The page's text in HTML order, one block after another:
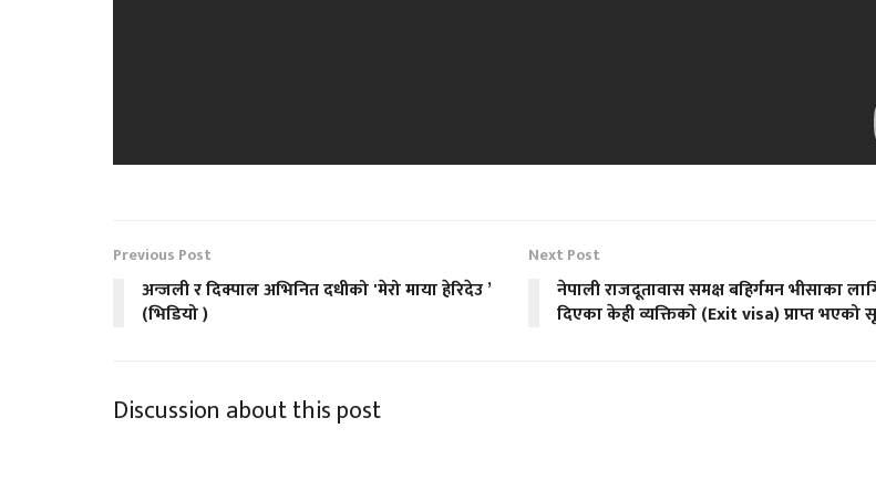
Previous Post
अन्जली र दिक्पाल अभिनित दधीको 'मेरो माया हेरिदेउ ’
(भिडियो )
Next Post
नेपाली राजदूतावास समक्ष बहिर्गमन भीसाका
दिएका केही व्यक्तिकाे (Exit visa) प्राप्त भएको
Discussion about this post